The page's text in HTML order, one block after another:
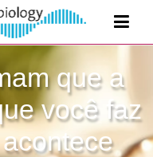
que a
você faz